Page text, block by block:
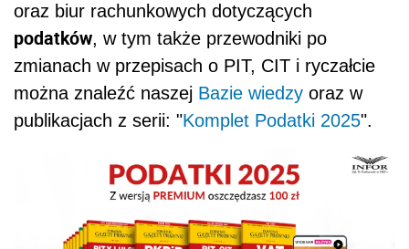
oraz biur rachunkowych dotyczących
podatków, w tym także przewodniki po
zmianach w przepisach o PIT, CIT i ryczałcie
można znaleźć naszej Bazie wiedzy oraz w
publikacjach z serii: "Komplet Podatki 2025".